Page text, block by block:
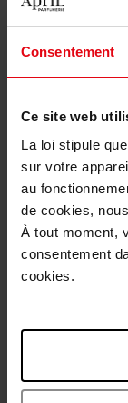
Consentement
Ce site web
La loi stipule
sur votre
au
de cookies,
À tout moment,
consentement
cookies.
Gratis
Review